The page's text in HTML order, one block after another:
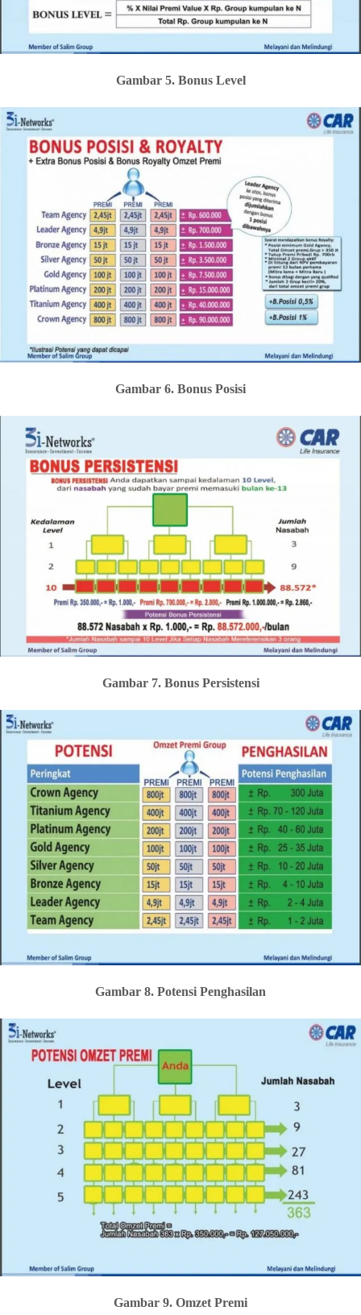
Gambar 5. Bonus Level
Gambar 6. Bonus Posisi
Gambar 7. Bonus Persistensi
Gambar 8. Potensi Penghasilan
Gambar 9. Omzet Premi